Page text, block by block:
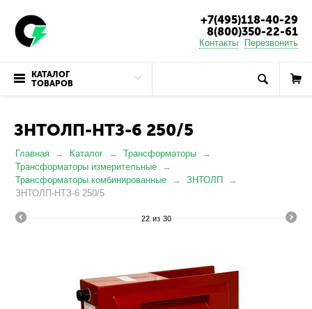
+7(495)118-40-29
8(800)350-22-61
Контакты Перезвонить
КАТАЛОГ
ТОВАРОВ
ЗНТОЛП-НТЗ-6 250/5
Главная Каталог
Трансформаторы
Трансформаторы измерительные
Трансформаторы комбинированные
ЗНТОЛП
ЗНТОЛП-НТЗ-6 250/5
22 из 30